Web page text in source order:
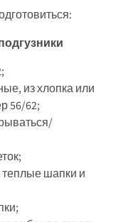
из хлопка или
56/62;
шапки и